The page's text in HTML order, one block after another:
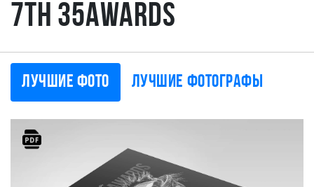
7th 35AWARDS
Лучшие фото Лучшие фотографы